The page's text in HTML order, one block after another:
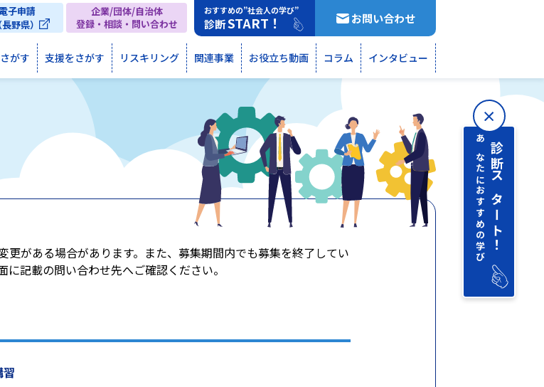
がす 支援をさがす リスキリング 関連事業 お役立ち動画 コラム インタビュー
おすすめの”社会人の学び”
診断START！
企業/団体/自治体
登録・相談・問い合わせ
子申請
野県）
お問い合わせ
更がある場合があります。また、募集期間内でも募集を終了してい
記載の問い合わせ先へご確認ください。
習
あなたにおすすめの学び診断 スタート！